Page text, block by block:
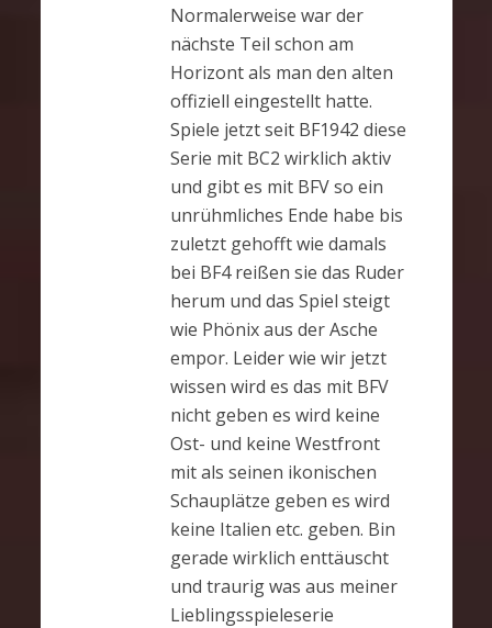
Normalerweise war der
nächste Teil schon am
Horizont als man den alten
offiziell eingestellt hatte.
Spiele jetzt seit BF1942 diese
Serie mit BC2 wirklich aktiv
und gibt es mit BFV so ein
unrühmliches Ende habe bis
zuletzt gehofft wie damals
bei BF4 reißen sie das Ruder
herum und das Spiel steigt
wie Phönix aus der Asche
empor. Leider wie wir jetzt
wissen wird es das mit BFV
nicht geben es wird keine
Ost- und keine Westfront
mit als seinen ikonischen
Schauplätze geben es wird
keine Italien etc. geben. Bin
gerade wirklich enttäuscht
und traurig was aus meiner
Lieblingsspieleserie